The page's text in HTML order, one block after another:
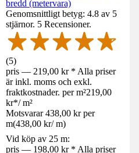
bredd (metervara)
Genomsnittligt betyg: 4.8 av 5
stjärnor. 5 Recensioner.
(5)
pris — 219,00 kr * Alla priser
är inkl. moms och exkl.
fraktkostnader. per m²219,00
kr*/ m²
Motsvarar 438,00 kr per
m(438,00 kr/ m)
Vid köp av 25 m:
pris — 198,00 kr * Alla priser